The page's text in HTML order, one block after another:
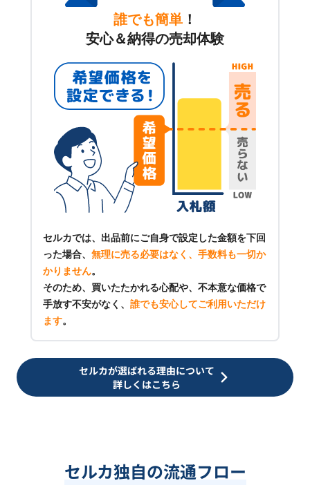
誰でも簡単 ！
安心＆納得の売却体験
セルカでは、出品前にご自身で設定した金額を下回
った場合、 無理に売る必要はなく、手数料も一切か
かりません。
そのため、買いたたかれる心配や、不本意な価格で
手放す不安がなく、 誰でも安心してご利用いただけ
ます。
セルカが選ばれる理由について
詳しくはこちら
セルカ独自の流通フロー